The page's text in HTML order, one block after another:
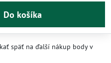
Do košíka
späť na ďalší nákup body v